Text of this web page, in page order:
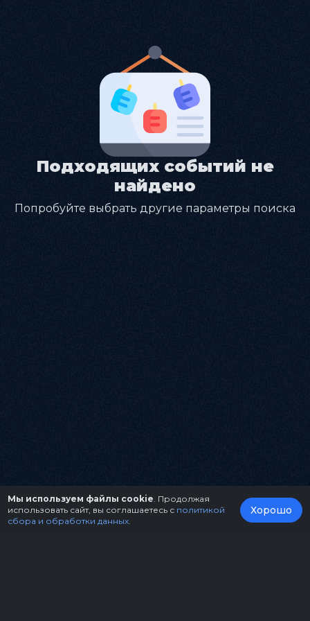
Подходящих событий не
найдено
Попробуйте выбрать другие параметры поиска
Мы используем файлы cookie . Продолжая
использовать сайт, вы соглашаетесь с политикой
сбора и обработки данных
Хорошо